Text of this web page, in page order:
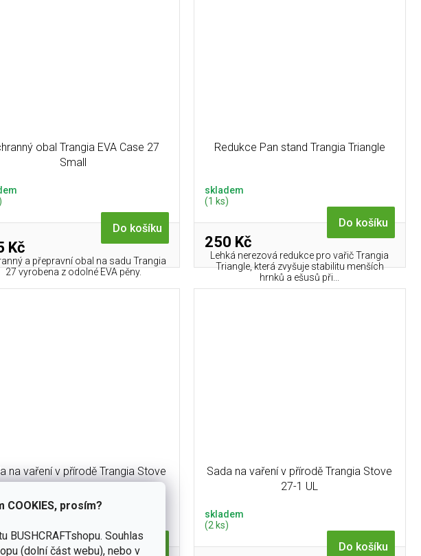
COOKIES, prosím?
BUSHCRAFTshopu. Souhlas
(dolní část webu), nebo v
obal Trangia EVA Case 27
Small
Kč
Do košíku
a přepravní obal na sadu Trangia
27 vyrobena z odolné EVA pěny.
Redukce Pan stand Trangia Triangle
skladem
(1 ks)
250 Kč
Do košíku
Lehká nerezová redukce pro vařič Trangia
Triangle, která zvyšuje stabilitu menších
hrnků a ešusů při...
na vaření v přírodě Trangia Stove
27-1 HA
Do košíku
Sada na vaření v přírodě Trangia Stove
27-1 UL
skladem
(2 ks)
Do košíku